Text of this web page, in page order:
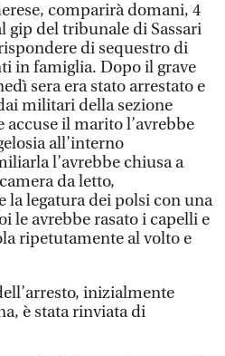
comparirà domani, 4
gip del tribunale di Sassari
di sequestro di
in famiglia. Dopo il grave
sera era stato arrestato e
militari della sezione
il marito l’avrebbe
all’interno
l’avrebbe chiusa a
da letto,
legatura dei polsi con una
le avrebbe rasato i capelli e
ripetutamente al volto e
inizialmente
è stata rinviata di